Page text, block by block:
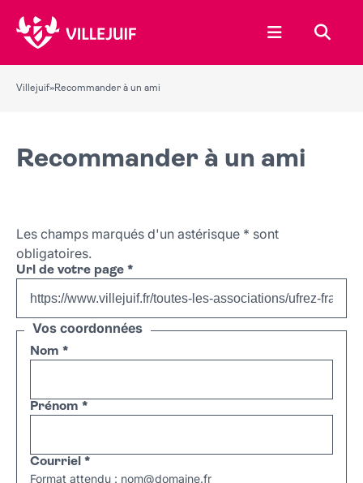
Ouvrir le
Villejuif»Recommander à un ami
Recommander à un ami
Les champs marqués d'un astérisque * sont
obligatoires.
Url de votre page *
Vos coordonnées
Nom *
Prénom *
Courriel *
Format attendu : nom@domaine.fr